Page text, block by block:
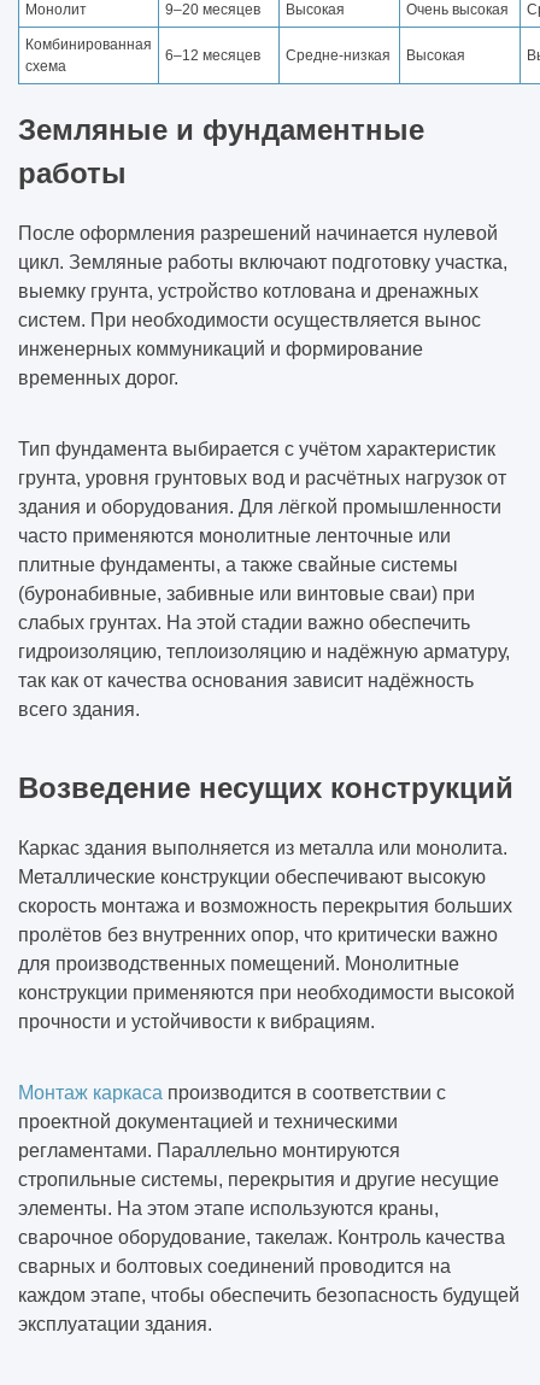
Монолит 9–20 месяцев Высокая Очень высокая
Комбинированная
схема
6–12 месяцев Средне-низкая Высокая
Земляные и фундаментные
работы
После оформления разрешений начинается нулевой
цикл. Земляные работы включают подготовку участка,
выемку грунта, устройство котлована и дренажных
систем. При необходимости осуществляется вынос
инженерных коммуникаций и формирование
временных дорог.
Тип фундамента выбирается с учётом характеристик
грунта, уровня грунтовых вод и расчётных нагрузок от
здания и оборудования. Для лёгкой промышленности
часто применяются монолитные ленточные или
плитные фундаменты, а также свайные системы
(буронабивные, забивные или винтовые сваи) при
слабых грунтах. На этой стадии важно обеспечить
гидроизоляцию, теплоизоляцию и надёжную арматуру,
так как от качества основания зависит надёжность
всего здания.
Возведение несущих конструкций
Каркас здания выполняется из металла или монолита.
Металлические конструкции обеспечивают высокую
скорость монтажа и возможность перекрытия больших
пролётов без внутренних опор, что критически важно
для производственных помещений. Монолитные
конструкции применяются при необходимости высокой
прочности и устойчивости к вибрациям.
Монтаж каркаса производится в соответствии с
проектной документацией и техническими
регламентами. Параллельно монтируются
стропильные системы, перекрытия и другие несущие
элементы. На этом этапе используются краны,
сварочное оборудование, такелаж. Контроль качества
сварных и болтовых соединений проводится на
каждом этапе, чтобы обеспечить безопасность будущей
эксплуатации здания.